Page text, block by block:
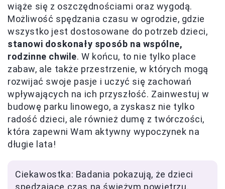
wiąże się z oszczędnościami oraz wygodą.
Możliwość spędzania czasu w ogrodzie, gdzie
wszystko jest dostosowane do potrzeb dzieci,
stanowi doskonały sposób na wspólne,
rodzinne chwile. W końcu, to nie tylko place
zabaw, ale także przestrzenie, w których mogą
rozwijać swoje pasje i uczyć się zachowań
wpływających na ich przyszłość. Zainwestuj w
budowę parku linowego, a zyskasz nie tylko
radość dzieci, ale również dumę z twórczości,
która zapewni Wam aktywny wypoczynek na
długie lata!
Ciekawostka: Badania pokazują, że dzieci
spędzające czas na świeżym powietrzu,